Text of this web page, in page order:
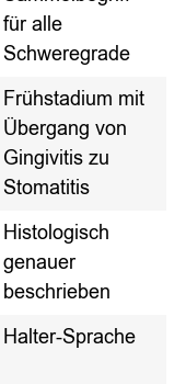
für alle
Schweregrade
Frühstadium mit
Übergang von
Gingivitis zu
Stomatitis
Histologisch
genauer
beschrieben
Halter-Sprache